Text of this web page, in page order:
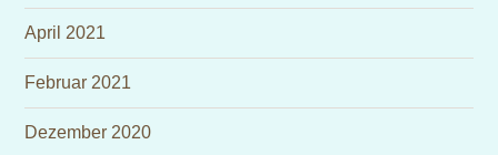
April 2021
Februar 2021
Dezember 2020